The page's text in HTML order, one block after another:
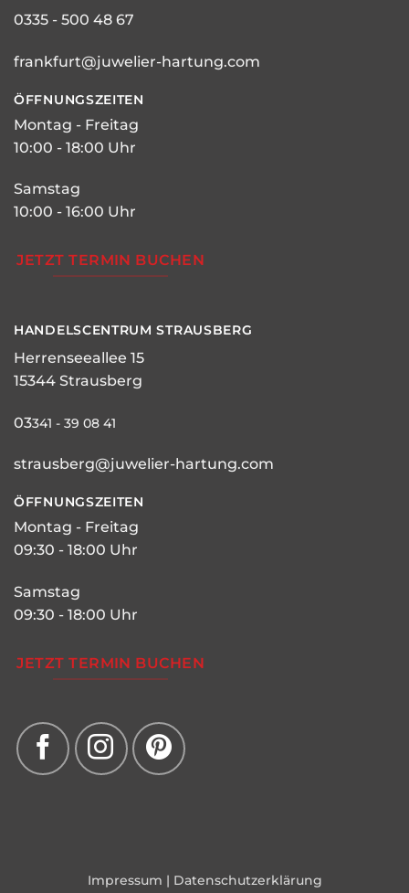
0335 - 500 48 67
frankfurt@juwelier-hartung.com
ÖFFNUNGSZEITEN
Montag - Freitag
10:00 - 18:00 Uhr
Samstag
10:00 - 16:00 Uhr
JETZT TERMIN BUCHEN
HANDELSCENTRUM STRAUSBERG
Herrenseeallee 15
15344 Strausberg
03341 - 39 08 41
strausberg@juwelier-hartung.com
ÖFFNUNGSZEITEN
Montag - Freitag
09:30 - 18:00 Uhr
Samstag
09:30 - 18:00 Uhr
JETZT TERMIN BUCHEN
Impressum | Datenschutzerklärung